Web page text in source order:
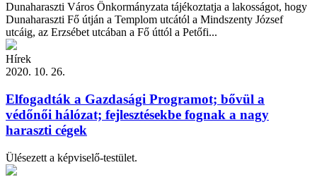
Dunaharaszti Város Önkormányzata tájékoztatja a lakosságot, hogy
Dunaharaszti Fő útján a Templom utcától a Mindszenty József
utcáig, az Erzsébet utcában a Fő úttól a Petőfi...
Hírek
2020. 10. 26.
Elfogadták a Gazdasági Programot; bővül a
védőnői hálózat; fejlesztésekbe fognak a nagy
haraszti cégek
Ülésezett a képviselő-testület.